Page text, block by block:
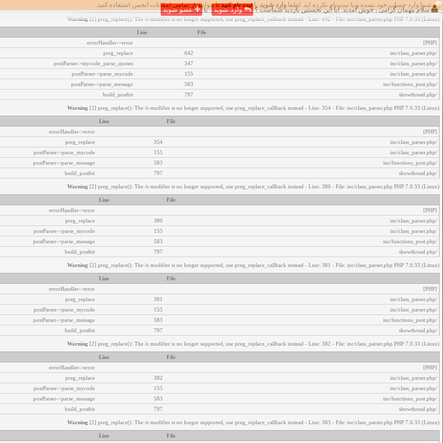
شما وارد حساب خود نشده و یا ثبت نام نکرده اید. لطفا وارد شوید یاثبت نام کنیدتا بتوانید از تمامی امکانات انجمن استفاده کنید. اخطار‌های زیر رخ داد:
Warning [2] preg_replace(): The /e modifier is no longer supported, use preg_replace_callback instead - Line: 642 - File: inc/class_parser.php PHP 7.0.33 (Linux)
File
Line
[PHP]
errorHandler->error
/inc/class_parser.php
642
preg_replace
/inc/class_parser.php
347
postParser->mycode_parse_quotes
/inc/class_parser.php
155
postParser->parse_mycode
/inc/functions_post.php
583
postParser->parse_message
/showthread.php
797
build_postbit
Warning [2] preg_replace(): The /e modifier is no longer supported, use preg_replace_callback instead - Line: 354 - File: inc/class_parser.php PHP 7.0.33 (Linux)
File
Line
[PHP]
errorHandler->error
/inc/class_parser.php
354
preg_replace
/inc/class_parser.php
155
postParser->parse_mycode
/inc/functions_post.php
583
postParser->parse_message
/showthread.php
797
build_postbit
Warning [2] preg_replace(): The /e modifier is no longer supported, use preg_replace_callback instead - Line: 380 - File: inc/class_parser.php PHP 7.0.33 (Linux)
File
Line
[PHP]
errorHandler->error
/inc/class_parser.php
380
preg_replace
/inc/class_parser.php
155
postParser->parse_mycode
/inc/functions_post.php
583
postParser->parse_message
/showthread.php
797
build_postbit
Warning [2] preg_replace(): The /e modifier is no longer supported, use preg_replace_callback instead - Line: 381 - File: inc/class_parser.php PHP 7.0.33 (Linux)
File
Line
[PHP]
errorHandler->error
/inc/class_parser.php
381
preg_replace
/inc/class_parser.php
155
postParser->parse_mycode
/inc/functions_post.php
583
postParser->parse_message
/showthread.php
797
build_postbit
Warning [2] preg_replace(): The /e modifier is no longer supported, use preg_replace_callback instead - Line: 382 - File: inc/class_parser.php PHP 7.0.33 (Linux)
File
Line
[PHP]
errorHandler->error
/inc/class_parser.php
382
preg_replace
/inc/class_parser.php
155
postParser->parse_mycode
/inc/functions_post.php
583
postParser->parse_message
/showthread.php
797
build_postbit
Warning [2] preg_replace(): The /e modifier is no longer supported, use preg_replace_callback instead - Line: 383 - File: inc/class_parser.php PHP 7.0.33 (Linux)
File
Line
سلام مهمان گرامی ، خوش آمدید. آیا این نخستین بازدید شماست ؟ وارد شوید یا عضو شوید